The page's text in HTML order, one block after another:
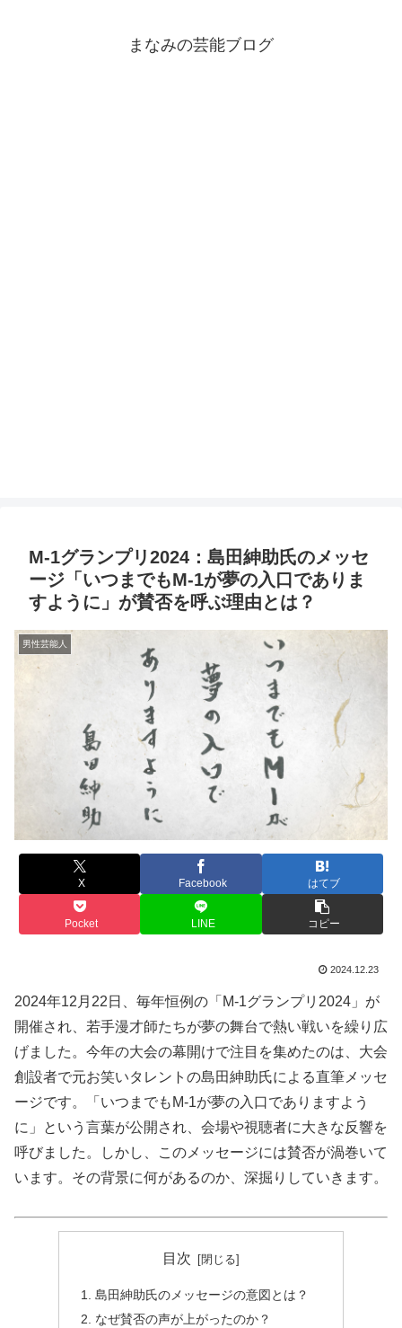
まなみの芸能ブログ
M-1グランプリ2024：島田紳助氏のメッセ
ージ「いつまでもM-1が夢の入口でありま
すように」が賛否を呼ぶ理由とは？
男性芸能人
X Facebook はてブ
Pocket LINE コピー
2024.12.23
2024年12月22日、毎年恒例の「M-1グランプリ2024」が
開催され、若手漫才師たちが夢の舞台で熱い戦いを繰り広
げました。今年の大会の幕開けで注目を集めたのは、大会
創設者で元お笑いタレントの島田紳助氏による直筆メッセ
ージです。「いつまでもM-1が夢の入口でありますよう
に」という言葉が公開され、会場や視聴者に大きな反響を
呼びました。しかし、このメッセージには賛否が渦巻いて
います。その背景に何があるのか、深掘りしていきます。
目次
島田紳助氏のメッセージの意図とは？
なぜ賛否の声が上がったのか？